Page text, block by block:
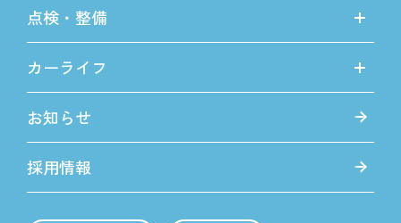
点検・整備
カーライフ
お知らせ
採用情報